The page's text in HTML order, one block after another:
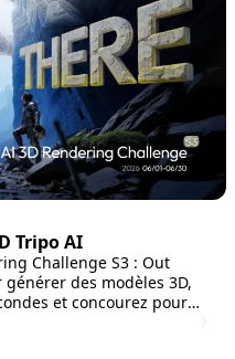
Tripo AI
Challenge S3 : Out
des modèles 3D,
et concourez pour
Tripo Studio, de la